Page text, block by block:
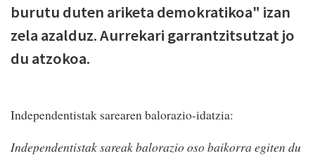
burutu duten ariketa demokratikoa" izan
zela azalduz. Aurrekari garrantzitsutzat jo
du atzokoa.
Independentistak sarearen balorazio-idatzia:
Independentistak sareak balorazio oso baikorra egiten du